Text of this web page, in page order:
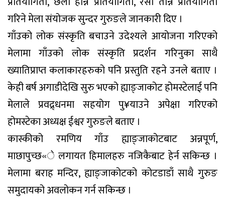
गरिने मेला संयोजक सुन्दर गुरुङले जानकारी दिए ।
गाँउको लोक संस्कृति बचाउने उदेश्यले आयोजना गरिएको
मेलामा गाँउको लोक संस्कृति प्रदर्शन गरिनुका साथै
ख्यातिप्राप्त कलाकारहरुको पनि प्रस्तुति रहने उनले बताए ।
केही बर्ष अगाडीदेखि सुरु भएको ह्याङ्जाकोट होमस्टेलाई पनि
मेलाले प्रवद्र्धनमा सहयोग पु¥याउने अपेक्षा गरिएको
होमस्टेका अध्यक्ष ईश्वर गुरुङले बताए ।
कास्कीको रमणिय गाँउ ह्याङ्जाकोटबाट अन्नपूर्ण,
माछापुच्छ«े लगायत हिमालहरु नजिकैबाट हेर्न सकिन्छ ।
मेलामा बराह मन्दिर, ह्याङ्जाकोटको कोटडाडाँ साथै गुरुङ
समुदायको अवलोकन गर्न सकिन्छ ।